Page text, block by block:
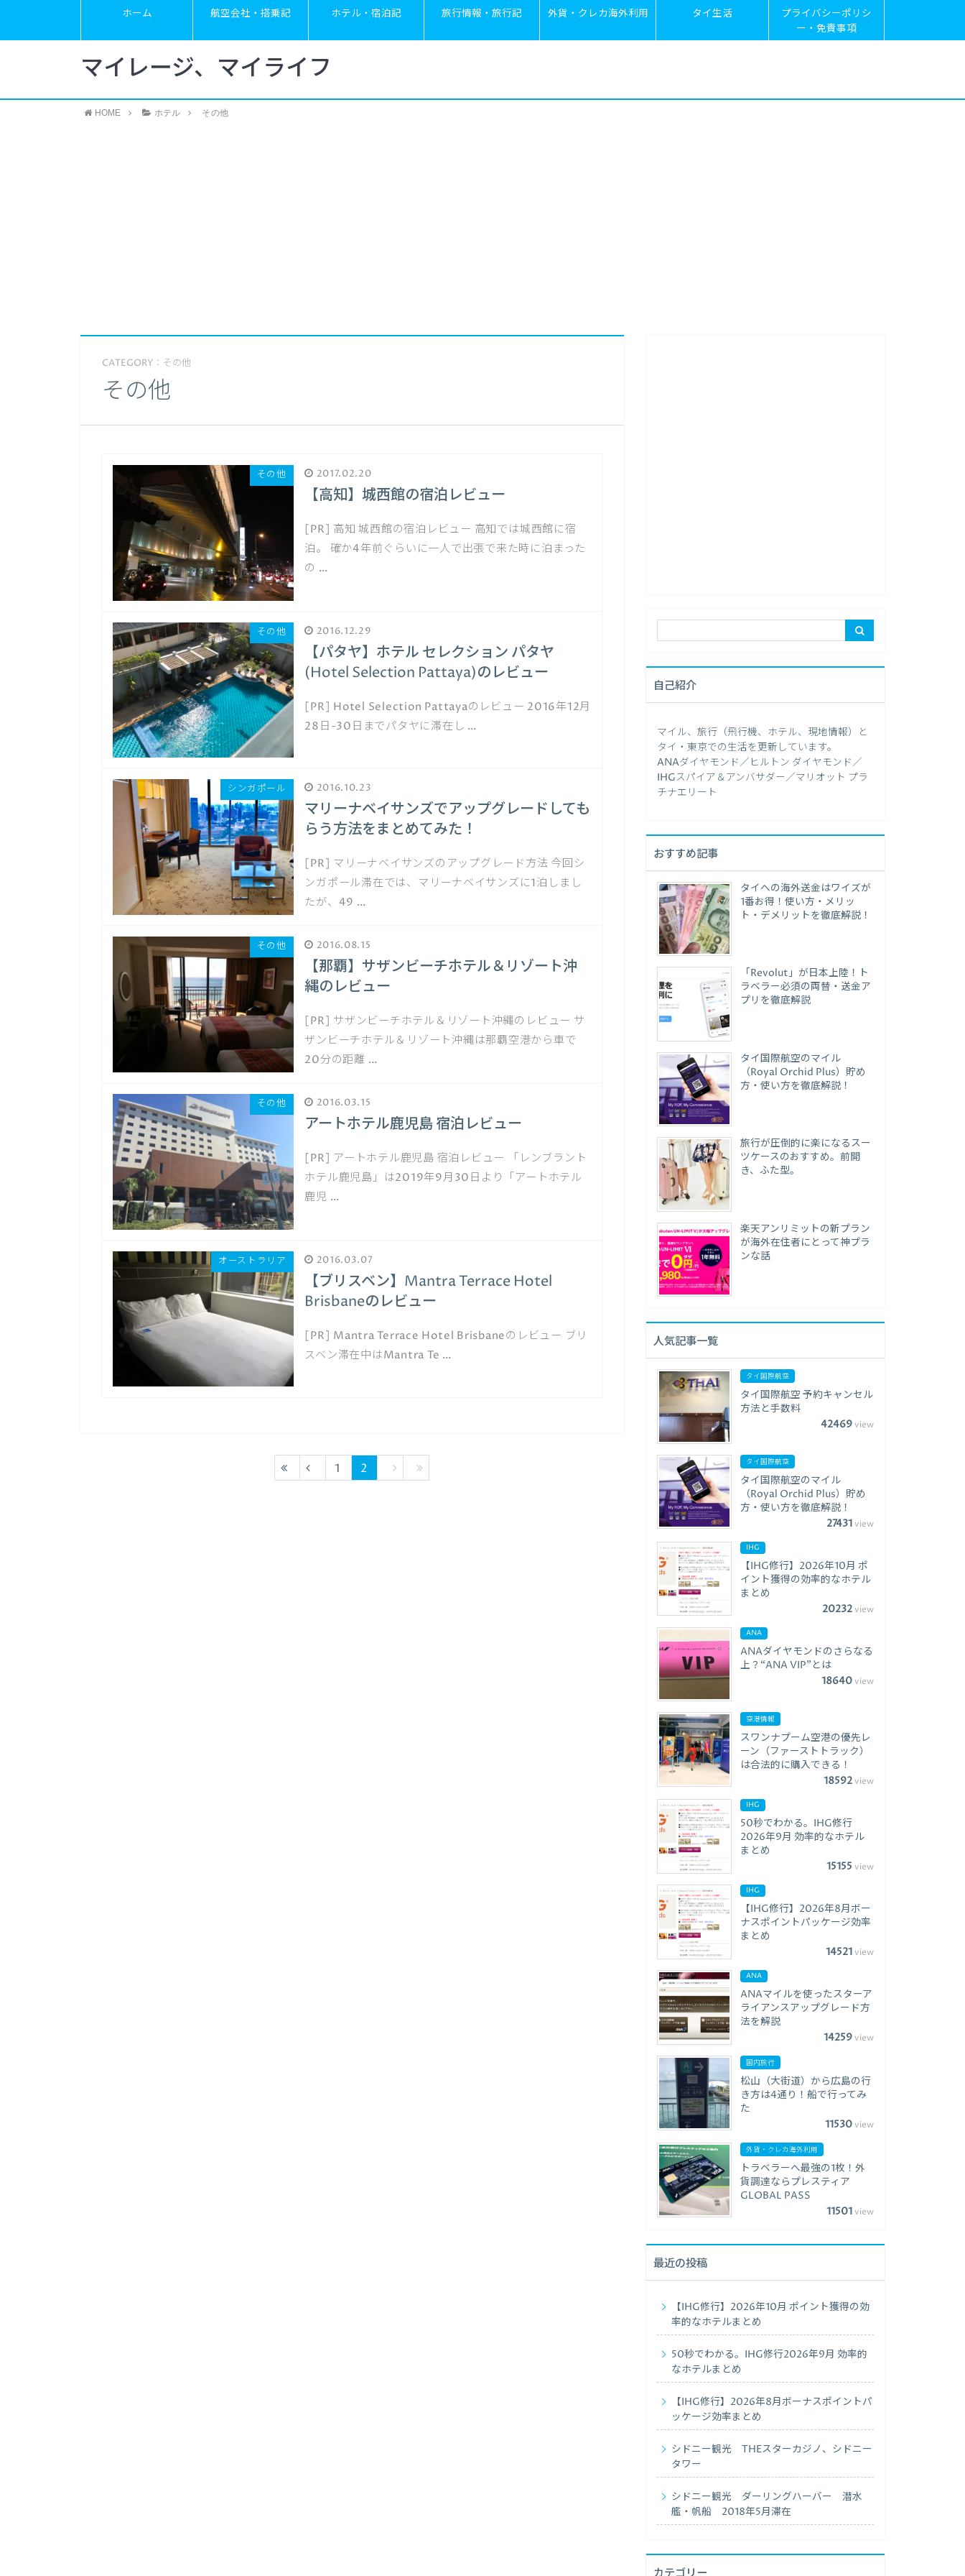
ホーム 航空会社・搭乗記 ホテル・宿泊記 旅行情報・旅行記 外貨・クレカ海外利用 タイ生活
プライバシーポリシ
ー・免責事項
マイレージ、マイライフ
HOME ホテル その他
CATEGORY：その他
その他
その他 2017.02.20
【高知】城西館の宿泊レビュー
[PR] 高知 城西館の宿泊レビュー 高知では城西館に宿
泊。 確か4年前ぐらいに一人で出張で来た時に泊まった
の …
その他 2016.12.29
【パタヤ】ホテル セレクション パタヤ
(Hotel Selection Pattaya)のレビュー
[PR] Hotel Selection Pattayaのレビュー 2016年12月
28日-30日までパタヤに滞在し …
シンガポール 2016.10.23
マリーナベイサンズでアップグレードしても
らう方法をまとめてみた！
[PR] マリーナベイサンズのアップグレード方法 今回シ
ンガポール滞在では、マリーナベイサンズに1泊しまし
たが、49 …
その他 2016.08.15
【那覇】サザンビーチホテル＆リゾート沖
縄のレビュー
[PR] サザンビーチホテル＆リゾート沖縄のレビュー サ
ザンビーチホテル＆リゾート沖縄は那覇空港から車で
20分の距離 …
その他 2016.03.15
アートホテル鹿児島 宿泊レビュー
[PR] アートホテル鹿児島 宿泊レビュー 「レンブラント
ホテル鹿児島」は2019年9月30日より「アートホテル
鹿児 …
オーストラリア 2016.03.07
【ブリスベン】Mantra Terrace Hotel
Brisbaneのレビュー
[PR] Mantra Terrace Hotel Brisbaneのレビュー ブリ
スベン滞在中はMantra Te …
1 2
自己紹介
マイル、旅行（飛行機、ホテル、現地情報）と
タイ・東京での生活を更新しています。
ANAダイヤモンド／ヒルトン ダイヤモンド／
IHGスパイア＆アンバサダー／マリオット プラ
チナエリート
おすすめ記事
タイへの海外送金はワイズが
1番お得！使い方・メリッ
ト・デメリットを徹底解説！
「Revolut」が日本上陸！ト
ラベラー必須の両替・送金ア
プリを徹底解説
タイ国際航空のマイル
（Royal Orchid Plus）貯め
方・使い方を徹底解説！
旅行が圧倒的に楽になるスー
ツケースのおすすめ。前開
き、ふた型。
楽天アンリミットの新プラン
が海外在住者にとって神プラ
ンな話
人気記事一覧
タイ国際航空
タイ国際航空 予約キャンセル
方法と手数料
42469view
タイ国際航空
タイ国際航空のマイル
（Royal Orchid Plus）貯め
方・使い方を徹底解説！
27431view
IHG
【IHG修行】2026年10月 ポ
イント獲得の効率的なホテル
まとめ
20232view
ANA
ANAダイヤモンドのさらなる
上？“ANA VIP”とは
18640view
空港情報
スワンナプーム空港の優先レ
ーン（ファーストトラック）
は合法的に購入できる！
18592view
IHG
50秒でわかる。IHG修行
2026年9月 効率的なホテル
まとめ
15155 view
IHG
【IHG修行】2026年8月ボー
ナスポイントパッケージ効率
まとめ
14521view
ANA
ANAマイルを使ったスターア
ライアンスアップグレード方
法を解説
14259view
国内旅行
松山（大街道）から広島の行
き方は4通り！船で行ってみ
た
11530view
外貨・クレカ海外利用
トラベラーへ最強の1枚！外
貨調達ならプレスティア
GLOBAL PASS
11501view
最近の投稿
【IHG修行】2026年10月 ポイント獲得の効
率的なホテルまとめ
50秒でわかる。IHG修行2026年9月 効率的
なホテルまとめ
【IHG修行】2026年8月ボーナスポイントパ
ッケージ効率まとめ
シドニー観光 THEスターカジノ、シドニー
タワー
シドニー観光 ダーリングハーバー 潜水
艦・帆船 2018年5月滞在